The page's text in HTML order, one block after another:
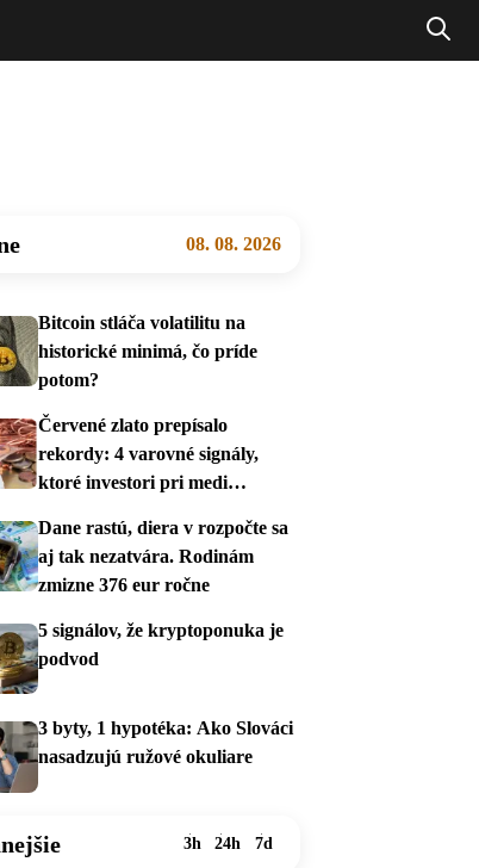
08. 08. 2026
Bitcoin stláča volatilitu na
historické minimá, čo príde
potom?
Červené zlato prepísalo
rekordy: 4 varovné signály,
ktoré investori pri medi
Dane rastú, diera v rozpočte sa
aj tak nezatvára. Rodinám
zmizne 376 eur ročne
5 signálov, že kryptoponuka je
podvod
3 byty, 1 hypotéka: Ako Slováci
nasadzujú ružové okuliare
3h 24h 7d